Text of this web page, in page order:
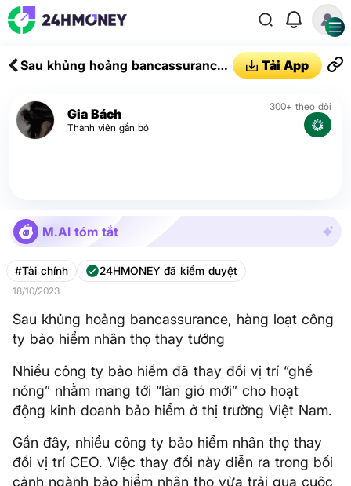
Sau khủng hoảng bancassurance,
thọ thay tướng
Tải App
Gia Bách
Thành viên gắn bó
300+ theo dõi
M.AI tóm tắt
#Tài chính 24HMONEY đã kiểm duyệt
18/10/2023
Sau khủng hoảng bancassurance, hàng loạt công
ty bảo hiểm nhân thọ thay tướng
Nhiều công ty bảo hiểm đã thay đổi vị trí “ghế
nóng” nhằm mang tới “làn gió mới” cho hoạt
động kinh doanh bảo hiểm ở thị trường Việt Nam.
Gần đây, nhiều công ty bảo hiểm nhân thọ thay
đổi vị trí CEO. Việc thay đổi này diễn ra trong bối
cảnh ngành bảo hiểm nhân thọ vừa trải qua cuộc